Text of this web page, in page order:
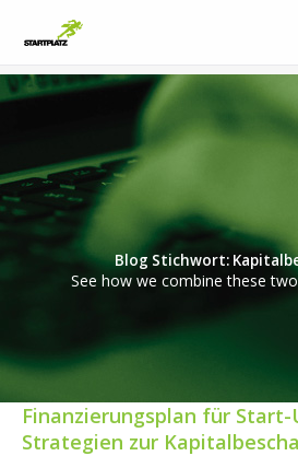
Blog Stichwort:
See how we combine these
Finanzierungsplan für Start-
Strategien zur